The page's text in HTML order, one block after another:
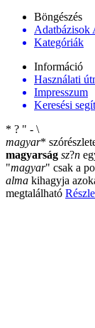
Böngészés
Adatbázisok
Kategóriák
Információ
Használati
Impresszum
Keresési
* ? " - \
magyar*
magyarság sz?n
"magyar" csak a
alma kihagyja
megtalálható